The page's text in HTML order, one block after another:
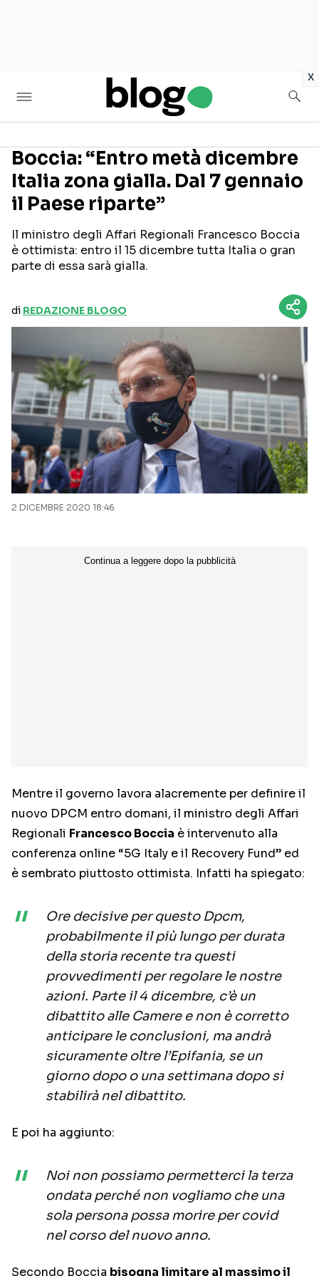
x
Seguici sui social
Boccia: “Entro metà dicembre
Italia zona gialla. Dal 7 gennaio
il Paese riparte”
Il ministro degli Affari Regionali Francesco Boccia
è ottimista: entro il 15 dicembre tutta Italia o gran
parte di essa sarà gialla.
di REDAZIONE BLOGO
2 DICEMBRE 2020 18:46
Mentre il governo lavora alacremente per definire il
nuovo DPCM entro domani, il ministro degli Affari
Regionali Francesco Boccia è intervenuto alla
conferenza online “5G Italy e il Recovery Fund” ed
è sembrato piuttosto ottimista. Infatti ha spiegato:
Ore decisive per questo Dpcm,
probabilmente il più lungo per durata
della storia recente tra questi
provvedimenti per regolare le nostre
azioni. Parte il 4 dicembre, c’è un
dibattito alle Camere e non è corretto
anticipare le conclusioni, ma andrà
sicuramente oltre l’Epifania, se un
giorno dopo o una settimana dopo si
stabilirà nel dibattito.
E poi ha aggiunto:
Noi non possiamo permetterci la terza
ondata perché non vogliamo che una
sola persona possa morire per covid
nel corso del nuovo anno.
Secondo Boccia bisogna limitare al massimo il